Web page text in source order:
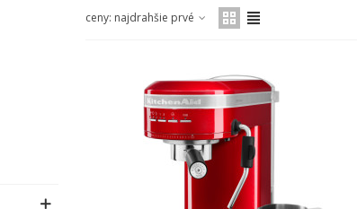
ceny: najdrahšie prvé